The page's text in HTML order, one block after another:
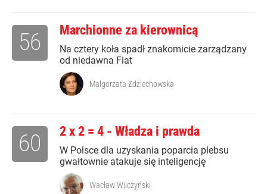
Marchionne za kierownicą
Na cztery koła spadł znakomicie zarządzany
od niedawna Fiat
56
Małgorzata Zdziechowska
2 x 2 = 4 - Władza i prawda
W Polsce dla uzyskania poparcia plebsu
gwałtownie atakuje się inteligencję
60
Wacław Wilczyński